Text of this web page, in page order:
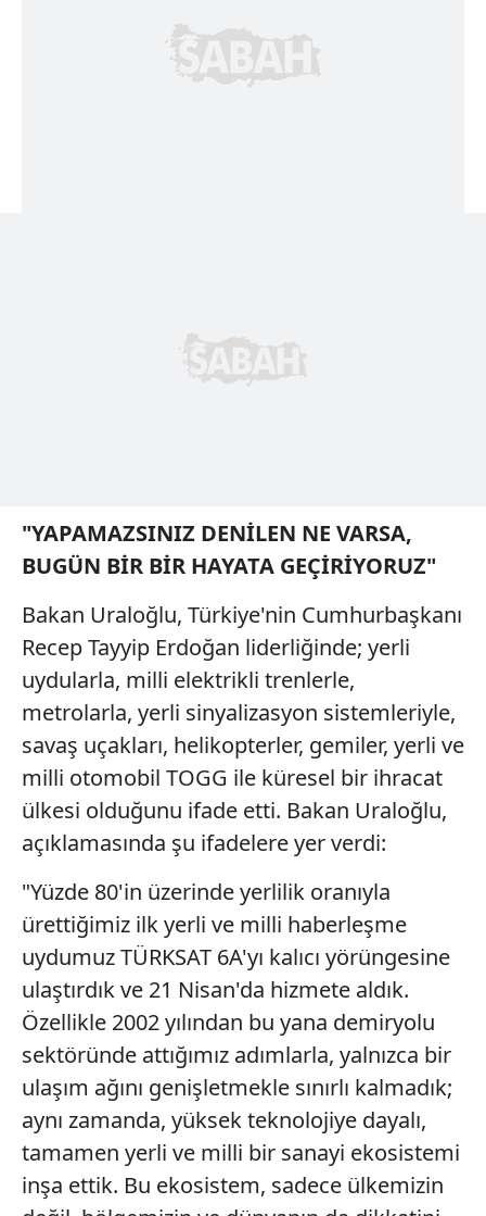
"YAPAMAZSINIZ DENİLEN NE VARSA,
BUGÜN BİR BİR HAYATA GEÇİRİYORUZ"
Bakan Uraloğlu, Türkiye'nin Cumhurbaşkanı
Recep Tayyip Erdoğan liderliğinde; yerli
uydularla, milli elektrikli trenlerle,
metrolarla, yerli sinyalizasyon sistemleriyle,
savaş uçakları, helikopterler, gemiler, yerli ve
milli otomobil TOGG ile küresel bir ihracat
ülkesi olduğunu ifade etti. Bakan Uraloğlu,
açıklamasında şu ifadelere yer verdi:
"Yüzde 80'in üzerinde yerlilik oranıyla
ürettiğimiz ilk yerli ve milli haberleşme
uydumuz TÜRKSAT 6A'yı kalıcı yörüngesine
ulaştırdık ve 21 Nisan'da hizmete aldık.
Özellikle 2002 yılından bu yana demiryolu
sektöründe attığımız adımlarla, yalnızca bir
ulaşım ağını genişletmekle sınırlı kalmadık;
aynı zamanda, yüksek teknolojiye dayalı,
tamamen yerli ve milli bir sanayi ekosistemi
inşa ettik. Bu ekosistem, sadece ülkemizin